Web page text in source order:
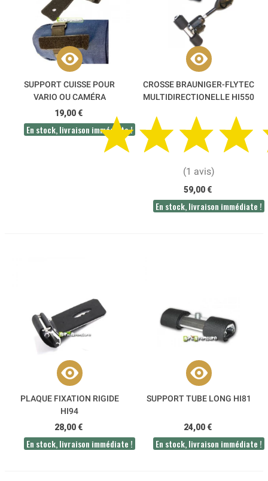
SUPPORT CUISSE POUR
VARIO OU CAMÉRA
INDEPENDENCE
19,00 €
En stock, livraison immédiate !
CROSSE BRAUNIGER-FLYTEC
MULTIDIRECTIONELLE HI550
(1 avis)
59,00 €
En stock, livraison immédiate !
PLAQUE FIXATION RIGIDE
HI94
28,00 €
En stock, livraison immédiate !
SUPPORT TUBE LONG HI81
24,00 €
En stock, livraison immédiate !